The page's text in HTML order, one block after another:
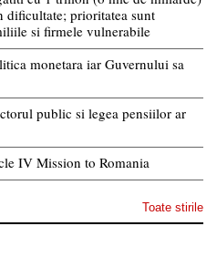
dificultate; prioritatea sunt
si firmele vulnerabile
monetara iar Guvernului sa
public si legea pensiilor ar
IV Mission to Romania
Toate stirile